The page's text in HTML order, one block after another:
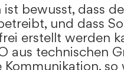
bewusst, dass
und dass
erstellt werden
aus technischen
so